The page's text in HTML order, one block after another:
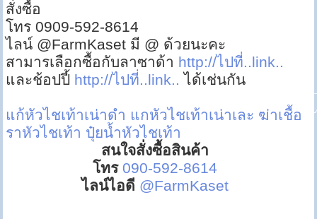
สั่งซื้อ
โทร 0909-592-8614
ไลน์ @FarmKaset มี @ ด้วยนะคะ
สามารเลือกซื้อกับลาซาด้า http://ไปที่..link..
และช้อปปี้ http://ไปที่..link.. ได้เช่นกัน
แก้หัวไชเท้าเน่าดำ แกหัวไชเท้าเน่าเละ ฆ่าเชื้อ
ราหัวไชเท้า ปุ๋ยน้ำหัวไชเท้า
สนใจสั่งซื้อสินค้า
โทร 090-592-8614
ไลน์ไอดี @FarmKaset